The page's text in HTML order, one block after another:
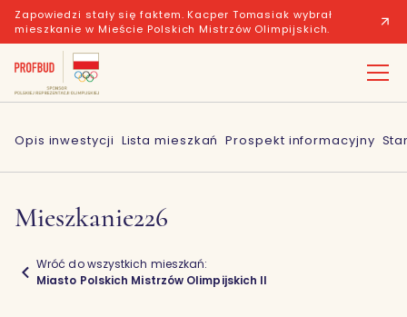
Zapowiedzi stały się faktem. Kacper Tomasiak wybrał
mieszkanie w Mieście Polskich Mistrzów Olimpijskich.
Opis inwestycji Lista mieszkań Prospekt informacyjny
Mieszkanie226
Wróć do wszystkich mieszkań:
Miasto Polskich Mistrzów Olimpijskich II